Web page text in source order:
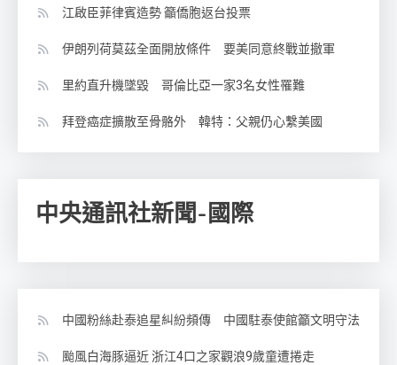
江啟臣菲律賓造勢 籲僑胞返台投票
伊朗列荷莫茲全面開放條件 要美同意終戰並撤軍
里約直升機墜毀 哥倫比亞一家3名女性罹難
拜登癌症擴散至骨骼外 韓特：父親仍心繫美國
中央通訊社新聞-國際
中國粉絲赴泰追星糾紛頻傳 中國駐泰使館籲文明守法
颱風白海豚逼近 浙江4口之家觀浪9歲童遭捲走